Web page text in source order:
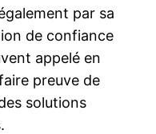
par sa
de confiance
appelé en
preuve de
solutions